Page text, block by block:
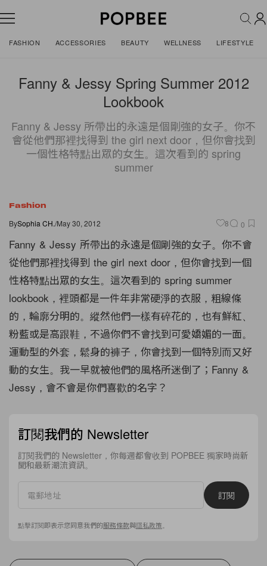
FASHION ACCESSORIES BEAUTY WELLNESS LIFESTYLE
Fanny & Jessy Spring Summer 2012
Lookbook
Fanny & Jessy 所帶出的永遠是個剛強的女子。你不
會從他們那裡找得到 the girl next door，但你會找到
一個性格特點出眾的女生。這次看到的 spring
summer
Fashion
BySophia CH./May 30, 2012 8 0
Fanny & Jessy 所帶出的永遠是個剛強的女子。你不會
從他們那裡找得到 the girl next door，但你會找到一個
性格特點出眾的女生。這次看到的 spring summer
lookbook，裡頭都是一件年非常硬淨的衣服，粗線條
的，輪廓分明的。縱然他們一樣有碎花的，也有鮮紅、
粉藍或是高跟鞋，不過你們不會找到可愛嬌媚的一面。
運動型的外套，鬆身的褲子，你會找到一個特別而又好
動的女生。我一早就被他們的風格所迷倒了；Fanny &
Jessy，會不會是你們喜歡的名字？
訂閱我們的 Newsletter
訂閱我們的 Newsletter，你每週都會收到 POPBEE 獨家時尚新
聞和最新潮流資訊。
訂閱
點擊訂閱即表示您同意我們的服務條款與隱私政策